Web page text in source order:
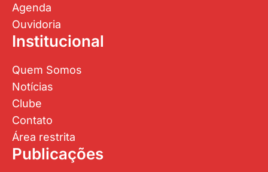
Agenda
Ouvidoria
Institucional
Quem Somos
Notícias
Clube
Contato
Área restrita
Publicações